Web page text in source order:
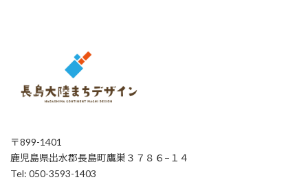
〒899-1401
鹿児島県出水郡長島町鷹巣３７８６−１４
Tel: 050-3593-1403